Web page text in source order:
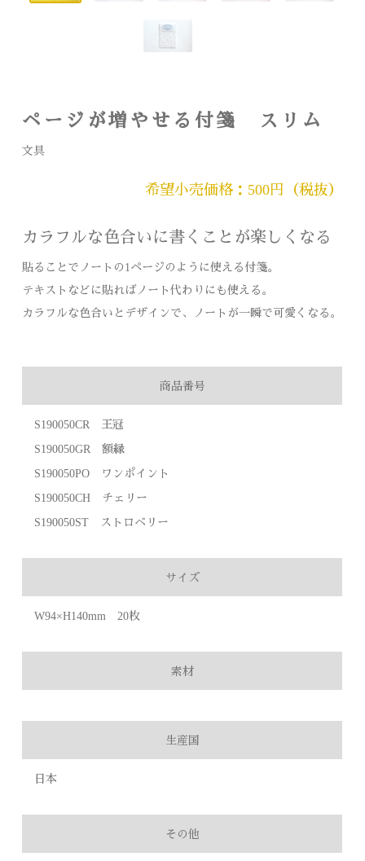
ページが増やせる付箋 スリム
文具
希望小売価格：500円（税抜）
カラフルな色合いに書くことが楽しくなる
貼ることでノートの1ページのように使える付箋。
テキストなどに貼ればノート代わりにも使える。
カラフルな色合いとデザインで、ノートが一瞬で可愛くなる。
商品番号
S190050CR 王冠
S190050GR 額縁
S190050PO ワンポイント
S190050CH チェリー
S190050ST ストロベリー
サイズ
W94×H140mm 20枚
素材
生産国
日本
その他